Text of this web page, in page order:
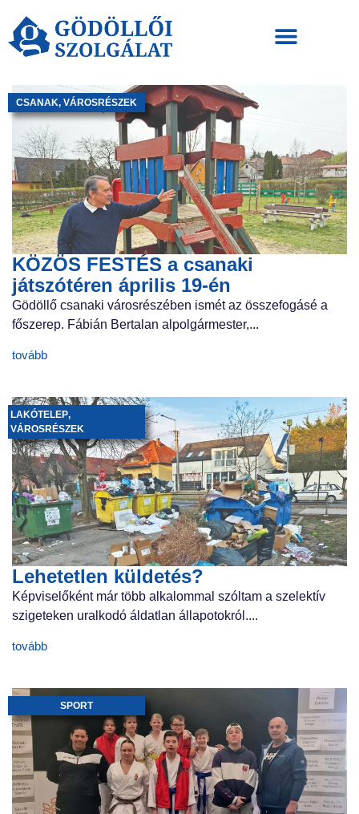
CSANAK,VÁROSRÉSZEK
KÖZÖS FESTÉS a csanaki
játszótéren április 19-én
Gödöllő csanaki városrészében ismét az összefogásé a
főszerep. Fábián Bertalan alpolgármester,...
tovább
LAKÓTELEP,
VÁROSRÉSZEK
Lehetetlen küldetés?
Képviselőként már több alkalommal szóltam a szelektív
szigeteken uralkodó áldatlan állapotokról....
tovább
SPORT